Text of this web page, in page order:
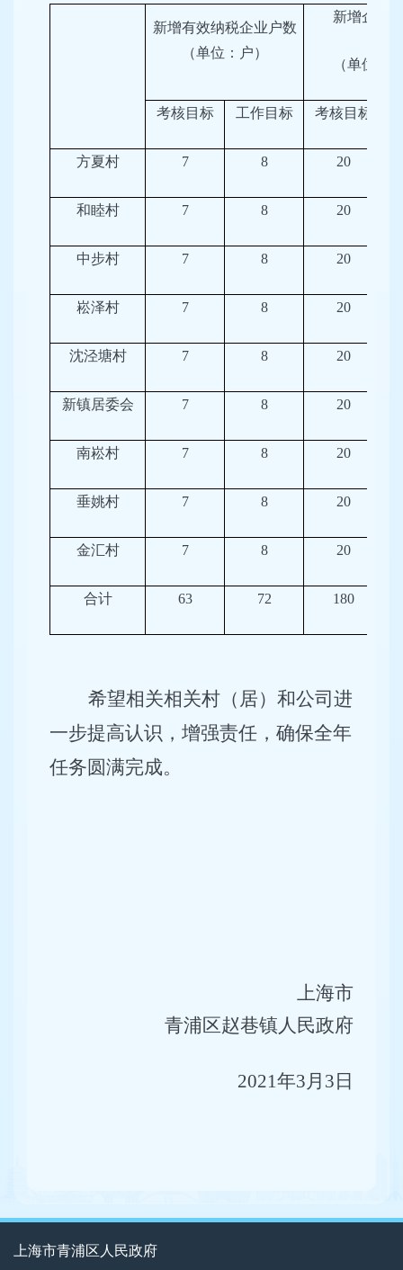
新增有效纳税企业户数
（单位：户）
新增企业
（单位：
考核目标 工作目标 考核目标
方夏村 7 8 20
和睦村 7 8 20
中步村 7 8 20
崧泽村 7 8 20
沈泾塘村 7 8 20
新镇居委会 7 8 20
南崧村 7 8 20
垂姚村 7 8 20
金汇村 7 8 20
合计 63 72 180
希望相关相关村（居）和公司进
一步提高认识，增强责任，确保全年
任务圆满完成。
上海市
青浦区赵巷镇人民政府
2021年3月3日
上海市青浦区人民政府